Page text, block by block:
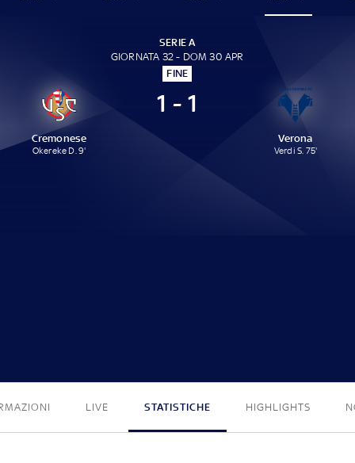
SERIE A
GIORNATA 32 - DOM 30 APR
FINE
Cremonese
Okereke D. 9'
1 - 1
Verona
Verdi S. 75'
LIVE STATISTICHE HIGHLIGHTS